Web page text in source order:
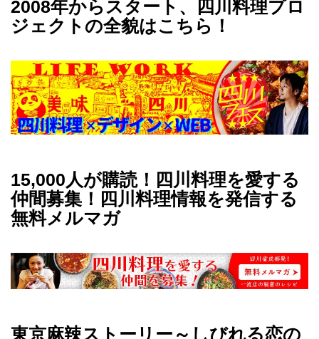
2008年からスタート、四川料理プロ
ジェクトの全貌はこちら！
15,000人が購読！四川料理を愛する
仲間募集！四川料理情報を発信する
無料メルマガ
東京麻辣ストーリー～しびれる恋の